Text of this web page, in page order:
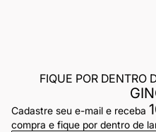
FIQUE POR DENTRO
Cadastre seu e-mail e receba
compra e fique por dentro de